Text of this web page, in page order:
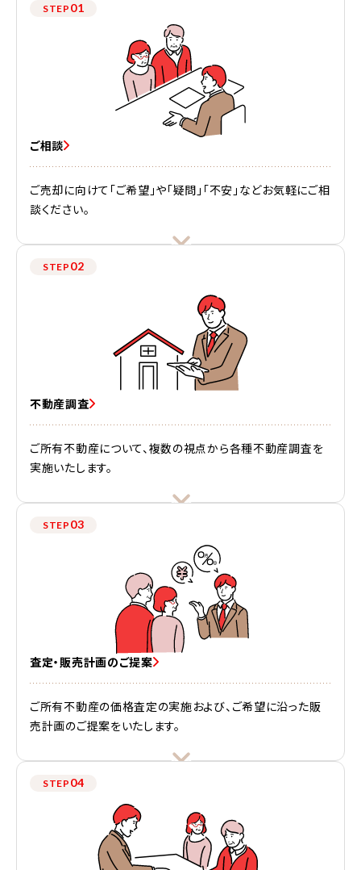
STEP 01
ご相談
ご売却に向けて「ご希望」や「疑問」「不安」などお気軽にご相
談ください。
STEP 02
不動産調査
ご所有不動産について、複数の視点から各種不動産調査を
実施いたします。
STEP 03
査定・販売計画のご提案
ご所有不動産の価格査定の実施および、ご希望に沿った販
売計画のご提案をいたします。
STEP 04